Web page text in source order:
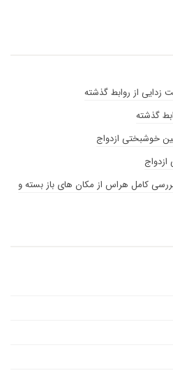
زدایی از روابط گذشته
گذشته
خوشبختی ازدواج
بررسی کامل هراس از مکان های باز بسته و